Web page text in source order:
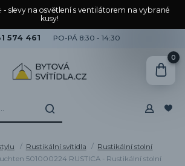
slevy na osvětlení s ventilátorem na vybrané
kusy!
574 461 PO-PÁ 8:30 - 14:30
0
Rustikální svítidla
Rustikální stolní
501000224 RUSTICA - Rustikální stolní